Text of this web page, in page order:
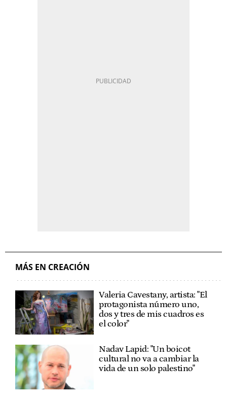
MÁS EN CREACIÓN
Valeria Cavestany, artista: "El
protagonista número uno,
dos y tres de mis cuadros es
el color"
Nadav Lapid: "Un boicot
cultural no va a cambiar la
vida de un solo palestino"